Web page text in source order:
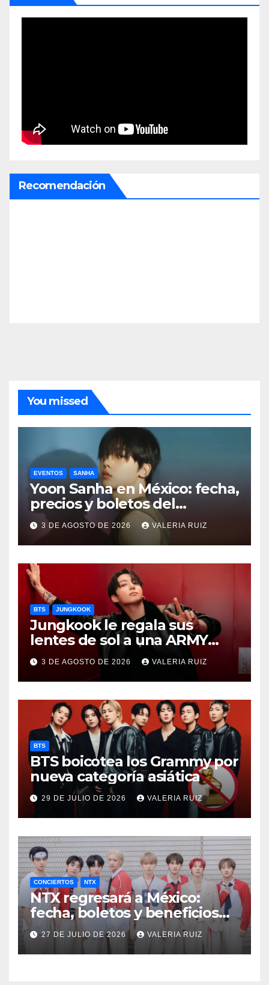
Recomendación
You missed
EVENTOS SANHA
Yoon Sanha en México: fecha,
precios y boletos del
FANCON
3 DE AGOSTO DE 2026 VALERIA RUIZ
BTS JUNGKOOK
Jungkook le regala sus
lentes de sol a una ARMY
durante concierto de BTS
3 DE AGOSTO DE 2026 VALERIA RUIZ
BTS
BTS boicotea los Grammy por
nueva categoría asiática
29 DE JULIO DE 2026 VALERIA RUIZ
CONCIERTOS NTX
NTX regresará a México:
fecha, boletos y beneficios
VIP27 DE JULIO DE 2026 VALERIA RUIZ